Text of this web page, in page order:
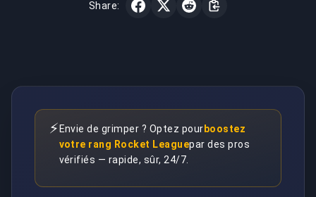
Share:
⚡ Envie de grimper ? Optez pourboostez
votre rang Rocket Leaguepar des pros
vérifiés — rapide, sûr, 24/7.